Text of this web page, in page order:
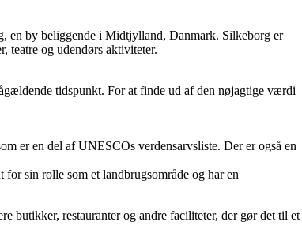
en by beliggende i Midtjylland, Danmark. Silkeborg er
teatre og udendørs aktiviteter.
tidspunkt. For at finde ud af den nøjagtige værdi
er en del af UNESCOs verdensarvsliste. Der er også en
sin rolle som et landbrugsområde og har en
butikker, restauranter og andre faciliteter, der gør det til et